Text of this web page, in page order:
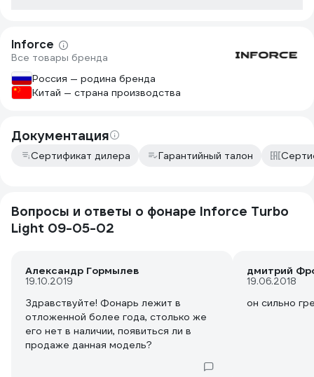
Inforce
Все товары бренда
Россия — родина бренда
Китай — страна производства
Документация
Сертификат дилера Гарантийный талон
Вопросы и ответы о фонаре Inforce Turbo
Light 09-05-02
Александр Гормылев
19.10.2019
Здравствуйте! Фонарь лежит в
отложенной более года, столько же
его нет в наличии, появиться ли в
продаже данная модель?
дмитрий
19.06.2018
он сильно